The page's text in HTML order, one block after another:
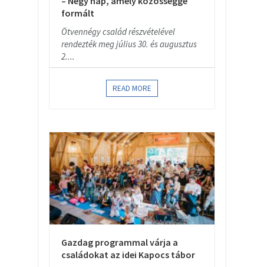
formált
Ötvennégy család részvételével
rendezték meg július 30. és augusztus
2....
READ MORE
Gazdag programmal várja a
családokat az idei Kapocs tábor